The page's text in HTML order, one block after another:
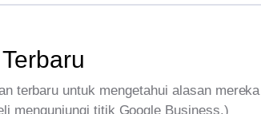
terbaru untuk mengetahui alasan mereka
mengunjungi titik Google Business.)